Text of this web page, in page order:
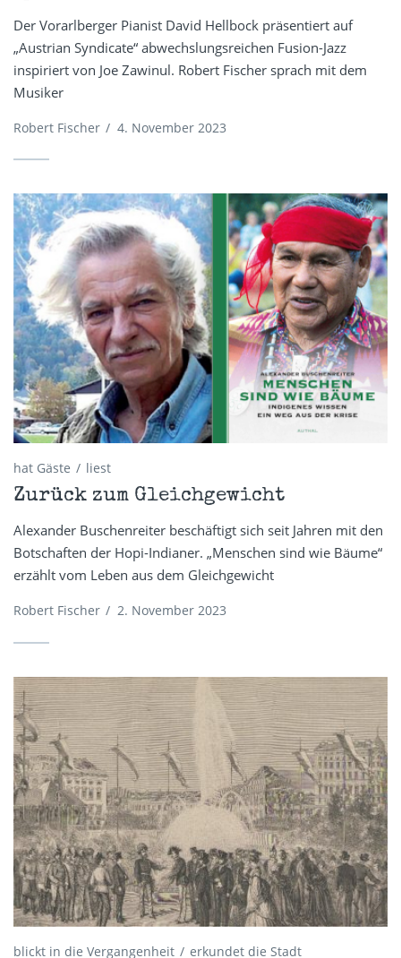
Der Vorarlberger Pianist David Hellbock präsentiert auf
„Austrian Syndicate“ abwechslungsreichen Fusion-Jazz
inspiriert von Joe Zawinul. Robert Fischer sprach mit dem
Musiker
Robert Fischer / 4. November 2023
hat Gäste liest
Zurück zum Gleichgewicht
Alexander Buschenreiter beschäftigt sich seit Jahren mit den
Botschaften der Hopi-Indianer. „Menschen sind wie Bäume“
erzählt vom Leben aus dem Gleichgewicht
Robert Fischer / 2. November 2023
blickt in die Vergangenheit erkundet die Stadt